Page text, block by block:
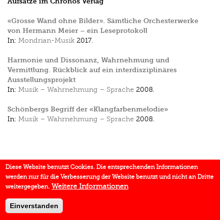
«Grosse Wand ohne Bilder». Sämtliche Orchesterwerke
von Hermann Meier – ein Leseprotokoll
In: Mondrian-Musik 2017.
Harmonie und Dissonanz, Wahrnehmung und
Vermittlung. Rückblick auf ein interdisziplinäres
Ausstellungsprojekt
In: Musik – Wahrnehmung – Sprache 2008.
Schönbergs Begriff der «Klangfarbenmelodie»
In: Musik – Wahrnehmung – Sprache 2008.
Diese Website benutzt Cookies. Die entsprechenden Informationen
werden nur für die Verbesserung der Website benutzt und nicht an Dritte
weitergegeben. Weitere Informationen
Einverstanden